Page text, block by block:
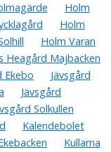
Holm
Holm
Holm Varan
Heagård Majbacken
Ekebo
Jävsgård
Jävsgård
Solkullen
Kalendebolet
Kullarna